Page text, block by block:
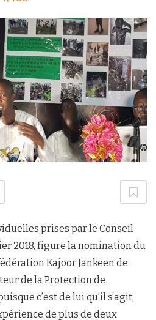
prises par le Conseil
2018, figure la nomination du
Kajoor Jankeen de
de la Protection de
c’est de lui qu’il s’agit,
de plus de deux